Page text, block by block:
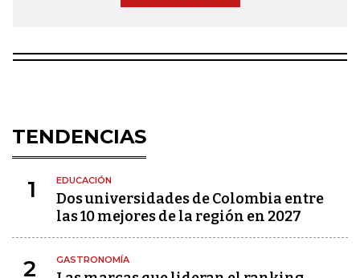
TENDENCIAS
1 EDUCACIÓN
Dos universidades de Colombia entre
las 10 mejores de la región en 2027
2 GASTRONOMÍA